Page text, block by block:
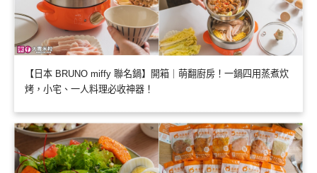
【日本 BRUNO miffy 聯名鍋】開箱｜萌翻廚房！一鍋四用蒸煮炊
烤，小宅、一人料理必收神器！